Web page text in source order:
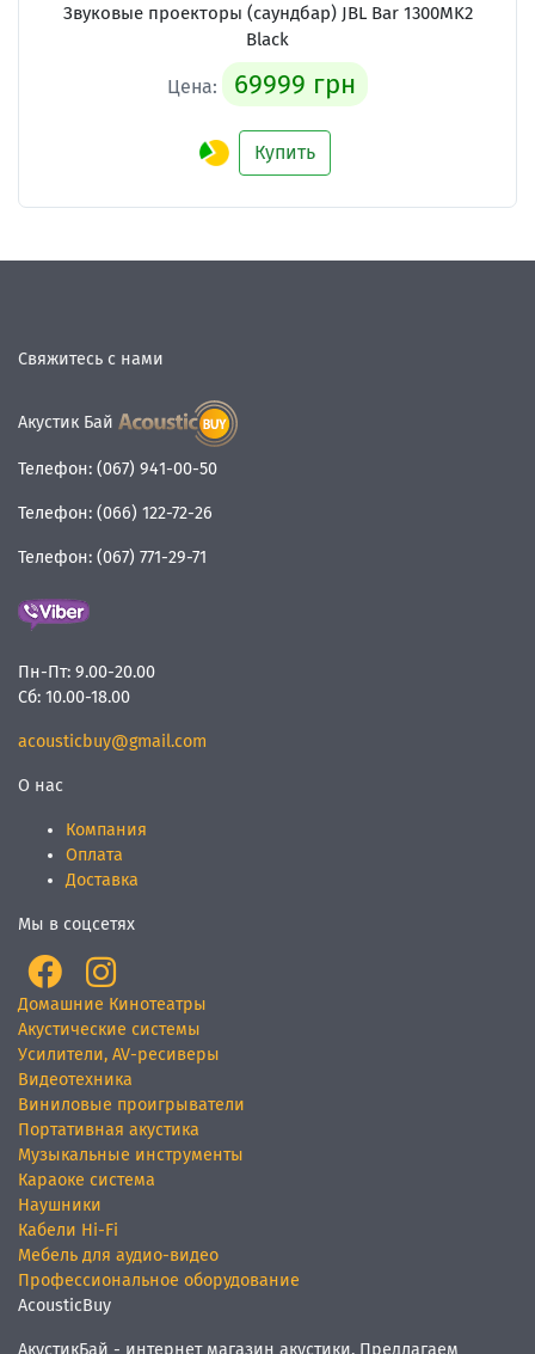
Звуковые проекторы (саундбар) JBL Bar 1300MK2
Black
Цена: 69999 грн
Купить
Свяжитесь с нами
Акустик Бай
Телефон: (067) 941-00-50
Телефон: (066) 122-72-26
Телефон: (067) 771-29-71
Пн-Пт: 9.00-20.00
Сб: 10.00-18.00
acousticbuy@gmail.com
О нас
Компания
Оплата
Доставка
Мы в соцсетях
Домашние Кинотеатры
Акустические системы
Усилители, AV-ресиверы
Видеотехника
Виниловые проигрыватели
Портативная акустика
Музыкальные инструменты
Караоке система
Наушники
Кабели Hi-Fi
Мебель для аудио-видео
Профессиональное оборудование
AcousticBuy
АкустикБай - интернет магазин акустики. Предлагаем